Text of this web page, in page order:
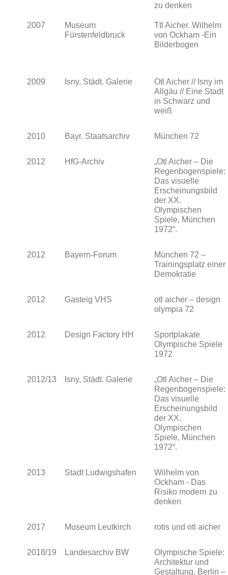
zu denken
2007
Museum
Fürstenfeldbruck
Ttl Aicher. Wilhelm
von Ockham -Ein
Bilderbogen
2009 Isny, Städt. Galerie
Otl Aicher // Isny im
Allgäu // Eine Stadt
in Schwarz und
weiß
2010 Bayr. Staatsarchiv München 72
2012 HfG-Archiv
„Otl Aicher – Die
Regenbogenspiele:
Das visuelle
Erscheinungsbild
der XX.
Olympischen
Spiele, München
1972“.
2012 Bayern-Forum
München 72 –
Trainingsplatz einer
Demokratie
2012 Gasteig VHS
otl aicher – design
olympia 72
2012 Design Factory HH
Sportplakate
Olympische Spiele
1972
2012/13 Isny, Städt. Galerie
„Otl Aicher – Die
Regenbogenspiele:
Das visuelle
Erscheinungsbild
der XX.
Olympischen
Spiele, München
1972“.
2013 Stadt Ludwigshafen
Wilhelm von
Ockham - Das
Risiko modern zu
denken
2017 Museum Leutkirch rotis und otl aicher
2018/19 Landesarchiv BW
Olympische Spiele:
Architektur und
Gestaltung. Berlin –